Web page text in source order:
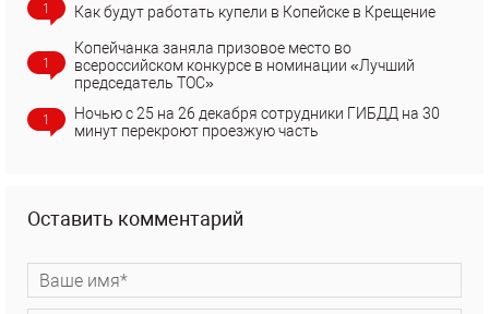
1 Как будут работать купели в Копейске в Крещение
1
Копейчанка заняла призовое место во
всероссийском конкурсе в номинации «Лучший
председатель ТОС»
1
Ночью с 25 на 26 декабря сотрудники ГИБДД на 30
минут перекроют проезжую часть
Оставить комментарий